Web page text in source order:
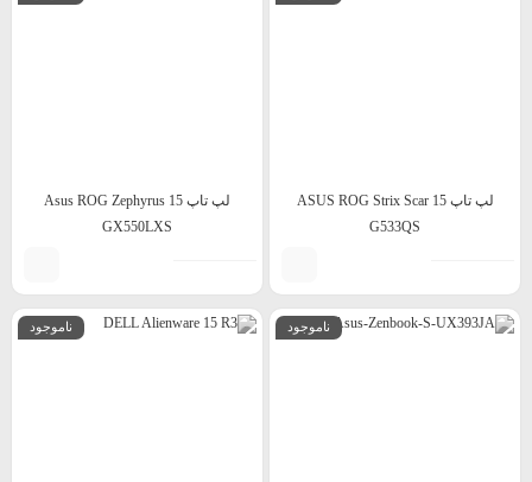
لپ تاپ ASUS ROG Strix Scar 15
G533QS
لپ تاپ Asus ROG Zephyrus 15
GX550LXS
ناموجود ناموجود